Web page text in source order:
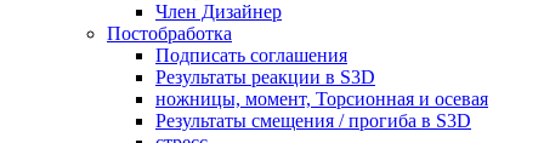
Член Дизайнер
Постобработка
Подписать соглашения
Результаты реакции в S3D
ножницы, момент, Торсионная и осевая
Результаты смещения / прогиба в S3D